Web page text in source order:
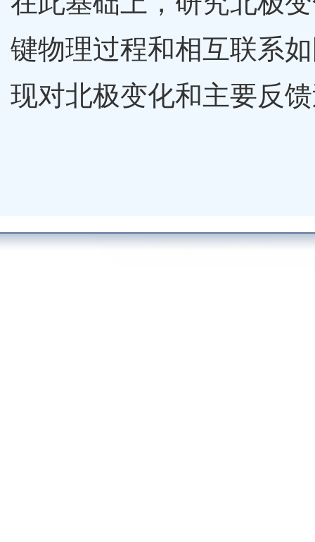
键物理过程和相互联系
现对北极变化和主要反